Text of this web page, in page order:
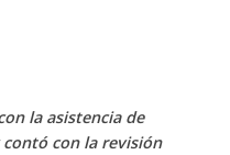
la asistencia de
con la revisión